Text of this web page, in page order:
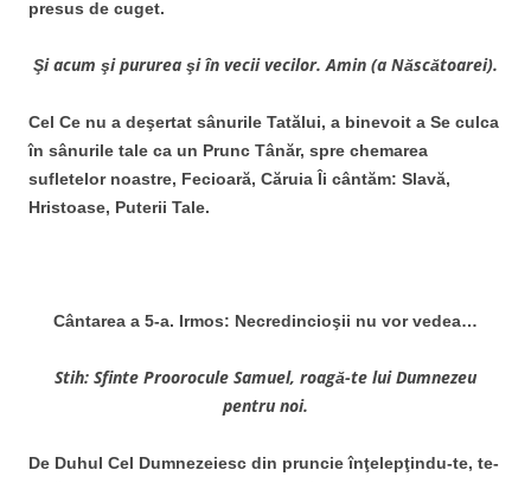
presus de cuget.
Şi acum şi pururea şi în vecii vecilor. Amin (a Născătoarei).
Cel Ce nu a deşertat sânurile Tatălui, a binevoit a Se culca
în sânurile tale ca un Prunc Tânăr, spre chemarea
sufletelor noastre, Fecioară, Căruia Îi cântăm: Slavă,
Hristoase, Puterii Tale.
Cântarea a 5-a. Irmos: Necredincioşii nu vor vedea…
Stih: Sfinte Proorocule Samuel, roagă-te lui Dumnezeu
pentru noi.
De Duhul Cel Dumnezeiesc din pruncie înţelepţindu-te, te-